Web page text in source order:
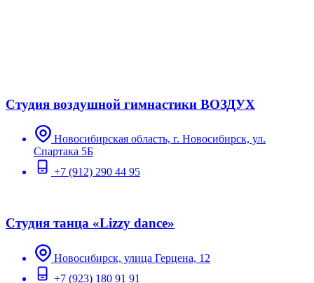
Студия воздушной гимнастики ВОЗДУХ
Новосибирская область, г. Новосибирск, ул.
Спартака 5Б
+7 (912) 290 44 95
Студия танца «Lizzy dance»
Новосибирск, улица Герцена, 12
+7 (923) 180 91 91